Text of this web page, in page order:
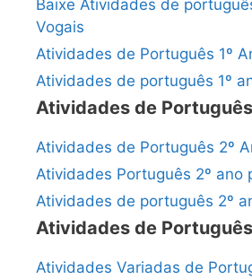
Baixe Atividades de
Vogais
Atividades de Português 1º
Atividades de português 1º
Atividades de
Atividades de Português 2º
Atividades Português 2º ano
Atividades de português 2º
Atividades de
Atividades Variadas de